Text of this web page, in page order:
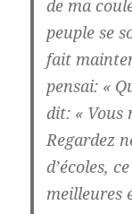
de ma
peuple se
fait
pensai: «
dit: « Vous
Regardez
d’écoles,
meilleures